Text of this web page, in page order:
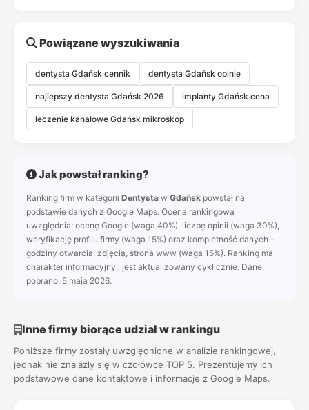
Powiązane wyszukiwania
dentysta Gdańsk cennik dentysta Gdańsk opinie
najlepszy dentysta Gdańsk 2026 implanty Gdańsk cena
leczenie kanałowe Gdańsk mikroskop
Jak powstał ranking?
Ranking firm w kategorii Dentysta w Gdańsk powstał na
podstawie danych z Google Maps. Ocena rankingowa
uwzględnia: ocenę Google (waga 40%), liczbę opinii (waga 30%),
weryfikację profilu firmy (waga 15%) oraz kompletność danych -
godziny otwarcia, zdjęcia, strona www (waga 15%). Ranking ma
charakter informacyjny i jest aktualizowany cyklicznie. Dane
pobrano: 5 maja 2026.
Inne firmy biorące udział w rankingu
Poniższe firmy zostały uwzględnione w analizie rankingowej,
jednak nie znalazły się w czołówce TOP 5. Prezentujemy ich
podstawowe dane kontaktowe i informacje z Google Maps.